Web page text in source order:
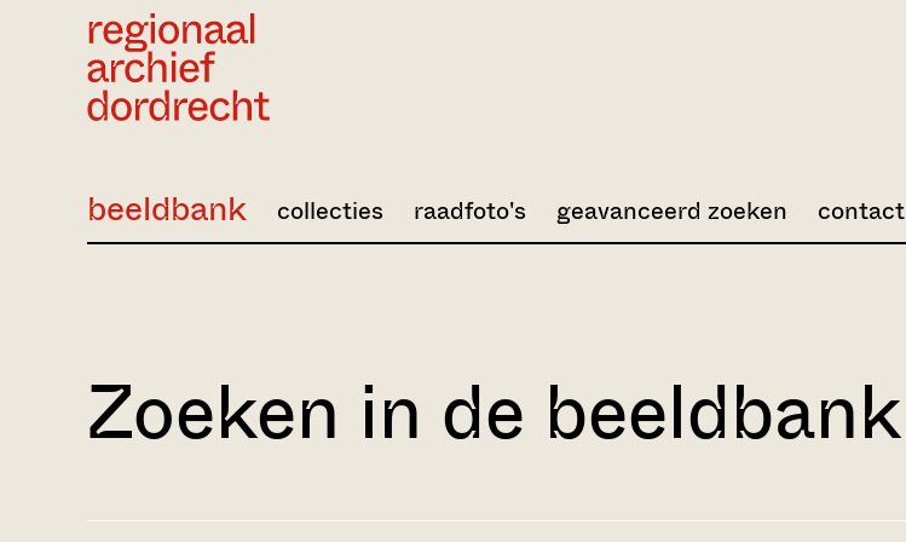
beeldbank collecties raadfoto's geavanceerd zoeken contact
Zoeken in de beeldbank